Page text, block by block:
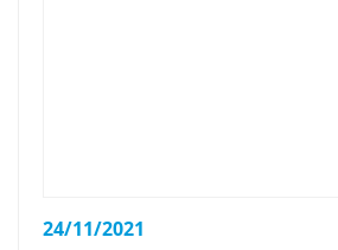
24/11/2021